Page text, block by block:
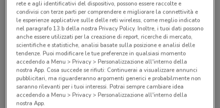
PosteMobile
rete e agli identificativi del dispositivo, possono essere raccolte e
condivisi con terze parti per comprendere e migliorare la connettività e
le esperienze applicative sulle delle reti wireless, come meglio indicato
nel paragrafo 13.b della nostra Privacy Policy. Inoltre, i tuoi dati possono
anche essere utilizzati per la creazione di report, ricerche di mercato,
scientifiche e statistiche, analisi basate sulla posizione e analisi delle
tendenze. Puoi modificare le tue preferenze in qualsiasi momento
accedendo a Menu > Privacy > Personalizzazione all'interno della
nostra App. Cosa succede se rifiuti: Continuerai a visualizzare annunci
pubblicitari, ma riguarderanno argomenti generici e probabilmente non
saranno rilevanti per i tuoi interessi. Potrai sempre cambiare idea
accedendo a Menu > Privacy > Personalizzazione all'interno della
nostra App.